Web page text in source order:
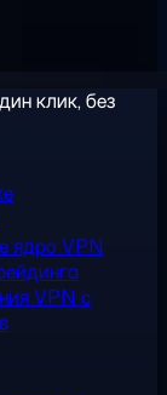
клик, без
ядро VPN
VPN с